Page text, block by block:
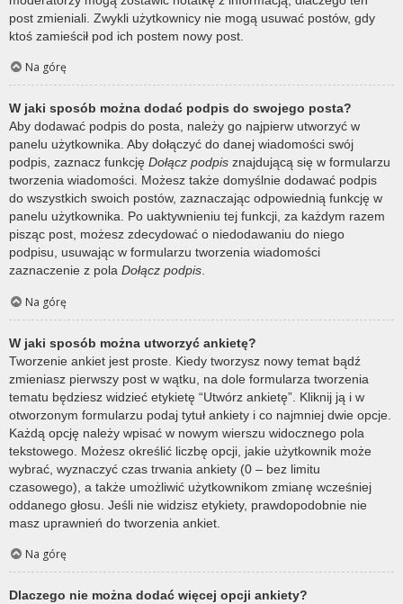
post zmieniali. Zwykli użytkownicy nie mogą usuwać postów, gdy
ktoś zamieścił pod ich postem nowy post.
Na górę
W jaki sposób można dodać podpis do swojego posta?
Aby dodawać podpis do posta, należy go najpierw utworzyć w
panelu użytkownika. Aby dołączyć do danej wiadomości swój
podpis, zaznacz funkcję Dołącz podpis znajdującą się w formularzu
tworzenia wiadomości. Możesz także domyślnie dodawać podpis
do wszystkich swoich postów, zaznaczając odpowiednią funkcję w
panelu użytkownika. Po uaktywnieniu tej funkcji, za każdym razem
pisząc post, możesz zdecydować o niedodawaniu do niego
podpisu, usuwając w formularzu tworzenia wiadomości
zaznaczenie z pola Dołącz podpis.
Na górę
W jaki sposób można utworzyć ankietę?
Tworzenie ankiet jest proste. Kiedy tworzysz nowy temat bądź
zmieniasz pierwszy post w wątku, na dole formularza tworzenia
tematu będziesz widzieć etykietę “Utwórz ankietę”. Kliknij ją i w
otworzonym formularzu podaj tytuł ankiety i co najmniej dwie opcje.
Każdą opcję należy wpisać w nowym wierszu widocznego pola
tekstowego. Możesz określić liczbę opcji, jakie użytkownik może
wybrać, wyznaczyć czas trwania ankiety (0 – bez limitu
czasowego), a także umożliwić użytkownikom zmianę wcześniej
oddanego głosu. Jeśli nie widzisz etykiety, prawdopodobnie nie
masz uprawnień do tworzenia ankiet.
Na górę
Dlaczego nie można dodać więcej opcji ankiety?